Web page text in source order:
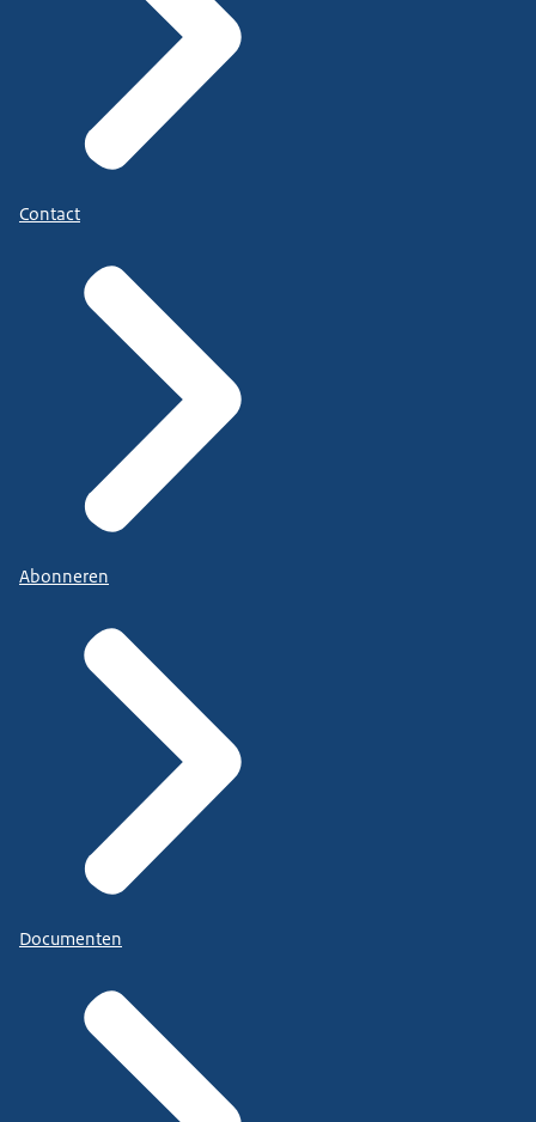
Contact
Abonneren
Documenten